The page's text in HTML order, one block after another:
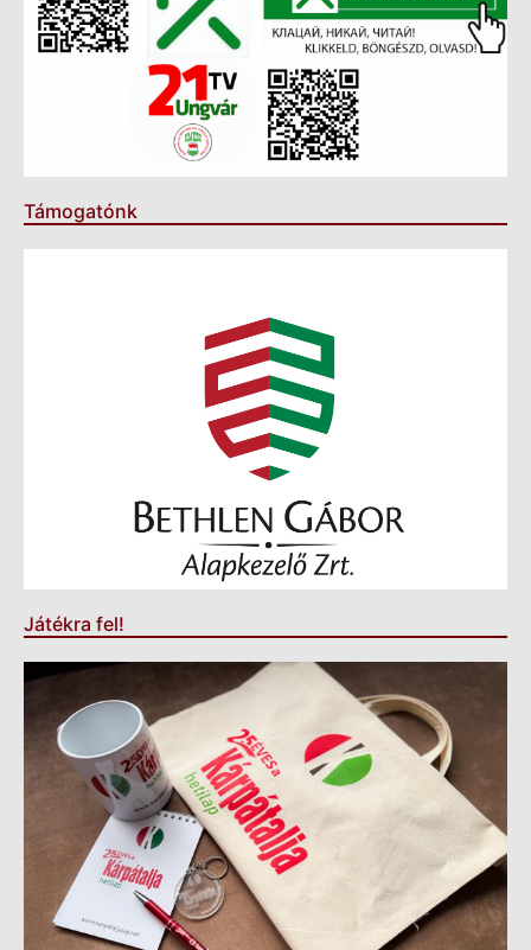
Támogatónk
Játékra fel!